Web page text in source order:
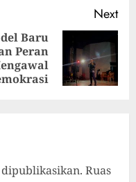
Next
Baru
Peran
Ruas